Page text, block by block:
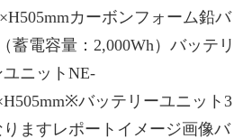
カーボンフォーム鉛バ
蓄電容量：2,000Wh）バッテリ
ニットNE-
バッテリーユニット3
ますレポートイメージ画像バ